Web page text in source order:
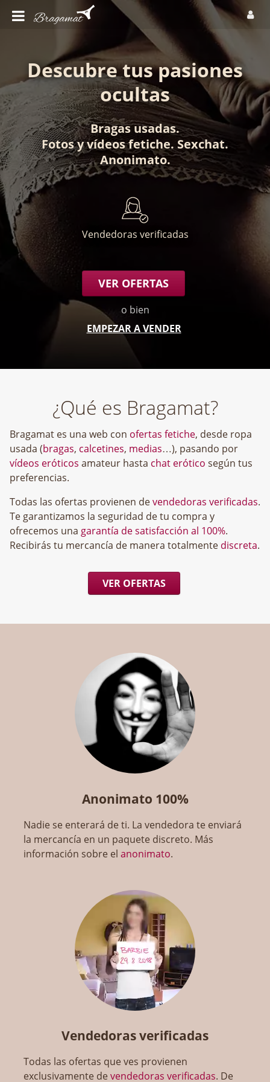
Descubre tus pasiones
ocultas
Bragas usadas.
Fotosyvídeos fetiche. Sexchat.
Anonimato.
Vendedoras verificadas
VER OFERTAS
o bien
EMPEZAR A VENDER
¿Qué es Bragamat?
Bragamat es una web con ofertas fetiche, desde ropa
usada (bragas, calcetines, medias…), pasando por
vídeos eróticos amateur hasta chat erótico según tus
preferencias.
Todas las ofertas provienen devendedoras verificadas.
Te garantizamos la seguridad de tu compra y
ofrecemos una garantía de satisfacción al 100%.
Recibirás tu mercancía de manera totalmente discreta.
VER OFERTAS
Anonimato 100%
Nadie se enterará de ti. La vendedora te enviará
la mercancía en un paquete discreto. Más
información sobre elanonimato.
Vendedoras verificadas
Todas las ofertas que ves provienen
exclusivamente devendedoras verificadas. De